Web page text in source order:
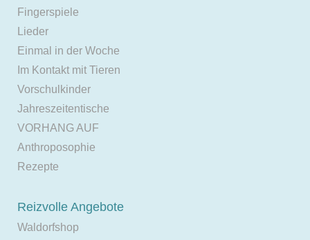
Fingerspiele
Lieder
Einmal in der Woche
Im Kontakt mit Tieren
Vorschulkinder
Jahreszeitentische
VORHANG AUF
Anthroposophie
Rezepte
Reizvolle Angebote
Waldorfshop